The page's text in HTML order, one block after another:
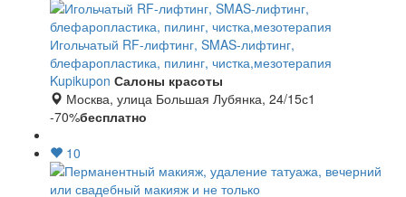
Игольчатый RF-лифтинг, SMAS-лифтинг,
блефаропластика, пилинг, чистка,мезотерапия
Kupikupon Салоны красоты
Москва, улица Большая Лубянка, 24/15с1
-70%бесплатно
10